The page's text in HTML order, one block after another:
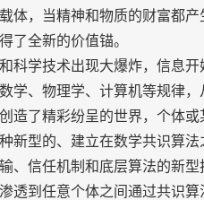
体，当精神和物质的财富都
了全新的价值锚。
科学技术出现大爆炸，信息
学、物理学、计算机等规律
造了精彩纷呈的世界，个体或
新型的、建立在数学共识算
、信任机制和底层算法的新
透到任意个体之间通过共识